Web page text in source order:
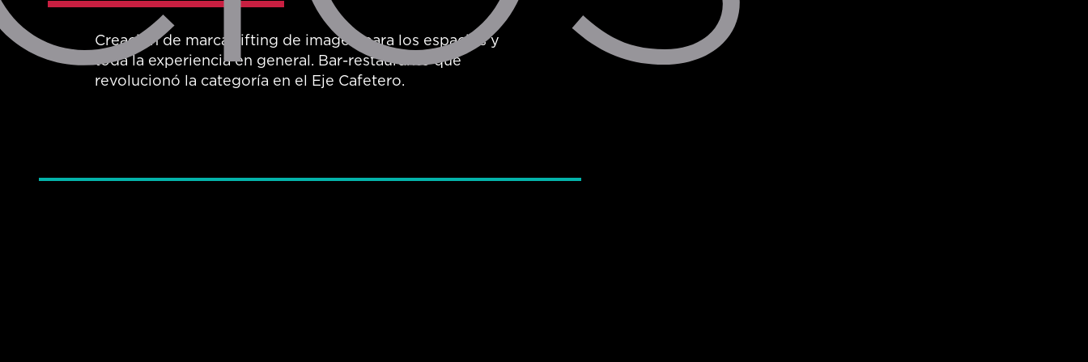
Creación de marca, lifting de imagen para los espacios y
toda la experiencia en general. Bar-restaurante que
revolucionó la categoría en el Eje Cafetero.